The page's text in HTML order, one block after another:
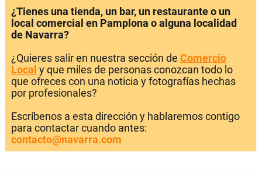
¿Tienes una tienda, un bar, un restaurante o un
local comercial en Pamplona o alguna localidad
de Navarra?
¿Quieres salir en nuestra sección de Comercio
Local y que miles de personas conozcan todo lo
que ofreces con una noticia y fotografías hechas
por profesionales?
Escríbenos a esta dirección y hablaremos contigo
para contactar cuando antes:
contacto@navarra.com